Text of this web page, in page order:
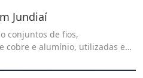
Jundiaí
conjuntos de fios,
cobre e alumínio, utilizadas em
de transporte por cabo,